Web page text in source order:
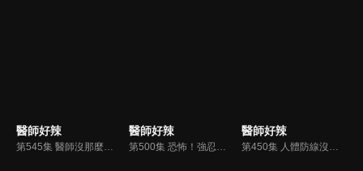
醫師好辣
第545集 醫師沒那麼好當，看診跟你想得不一樣？！
醫師好辣
第500集 恐怖！強忍不適，反讓身體受重創？！
醫師好辣
第450集 人體防線沒顧好，免疫失調恐致命？！